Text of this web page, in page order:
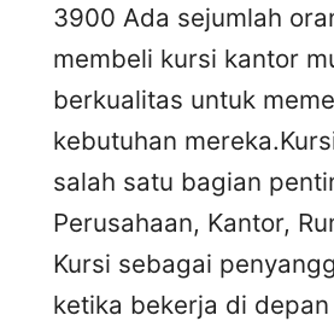
3900 Ada sejumlah
membeli kursi kantor
berkualitas untuk
kebutuhan
salah satu bagian
Perusahaan, Kantor,
Kursi sebagai
ketika bekerja di